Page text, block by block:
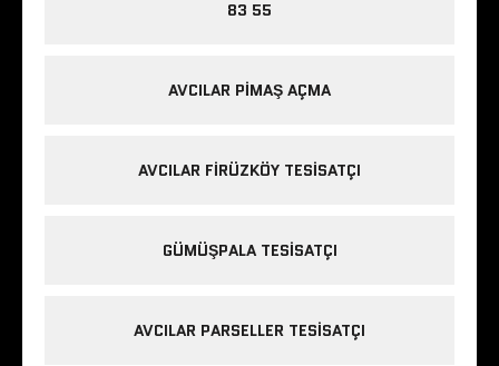
83 55
AVCILAR PIMAŞ AÇMA
AVCILAR FIRÜZKÖY TESISATÇI
GÜMÜŞPALA TESISATÇI
AVCILAR PARSELLER TESISATÇI